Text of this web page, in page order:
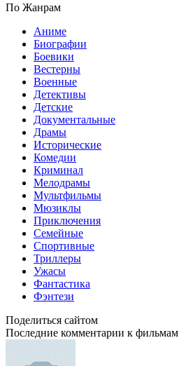
По Жанрам
Аниме
Биографии
Боевики
Вестерны
Военные
Детективы
Детские
Документальные
Драмы
Исторические
Комедии
Криминал
Мелодрамы
Мультфильмы
Мюзиклы
Приключения
Семейные
Спортивные
Триллеры
Ужасы
Фантастика
Фэнтези
Поделиться сайтом
Последние комментарии к фильмам